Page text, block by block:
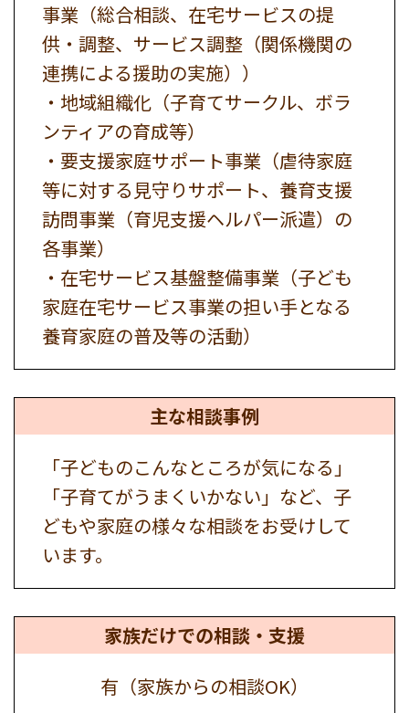
事業（総合相談、在宅サービスの提
供・調整、サービス調整（関係機関の
連携による援助の実施））
・地域組織化（子育てサークル、ボラ
ンティアの育成等）
・要支援家庭サポート事業（虐待家庭
等に対する見守りサポート、養育支援
訪問事業（育児支援ヘルパー派遣）の
各事業）
・在宅サービス基盤整備事業（子ども
家庭在宅サービス事業の担い手となる
養育家庭の普及等の活動）
主な相談事例
「子どものこんなところが気になる」
「子育てがうまくいかない」など、子
どもや家庭の様々な相談をお受けして
います。
家族だけでの相談・支援
有（家族からの相談OK）